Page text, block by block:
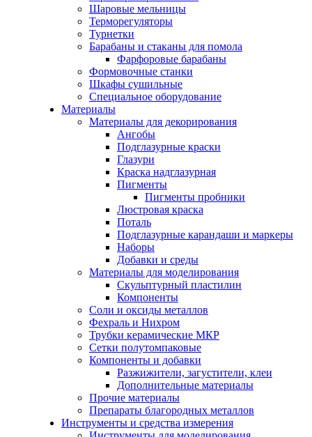
Шаровые мельницы
Терморегуляторы
Турнетки
Барабаны и стаканы для помола
Фарфоровые барабаны
Формовочные станки
Шкафы сушильные
Специальное оборудование
Материалы
Материалы для декорирования
Ангобы
Подглазурные краски
Глазури
Краска надглазурная
Пигменты
Пигменты пробники
Люстровая краска
Поталь
Подглазурные карандаши и маркеры
Наборы
Добавки и среды
Материалы для моделирования
Скульптурный пластилин
Компоненты
Соли и оксиды металлов
Фехраль и Нихром
Трубки керамические МКР
Сетки полутомпаковые
Компоненты и добавки
Разжижители, загустители, клеи
Дополнительные материалы
Прочие материалы
Препараты благородных металлов
Инструменты и средства измерения